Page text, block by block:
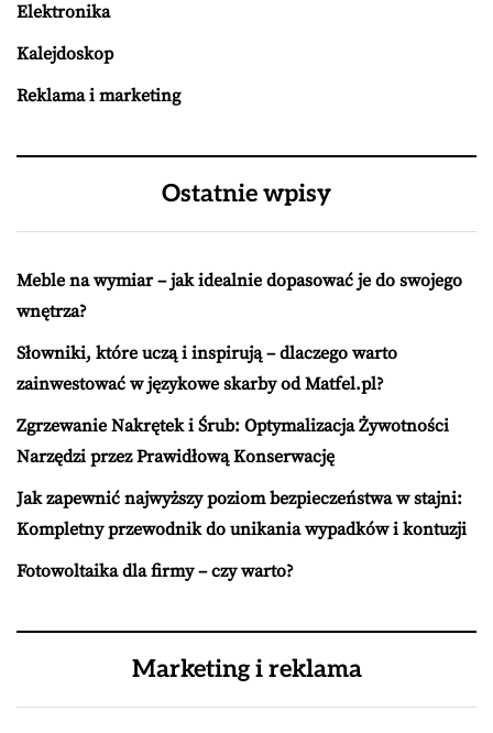
Elektronika
Kalejdoskop
Reklama i marketing
Ostatnie wpisy
Meble na wymiar – jak idealnie dopasować je do swojego
wnętrza?
Słowniki, które uczą i inspirują – dlaczego warto
zainwestować w językowe skarby od Matfel.pl?
Zgrzewanie Nakrętek i Śrub: Optymalizacja Żywotności
Narzędzi przez Prawidłową Konserwację
Jak zapewnić najwyższy poziom bezpieczeństwa w stajni:
Kompletny przewodnik do unikania wypadków i kontuzji
Fotowoltaika dla firmy – czy warto?
Marketing i reklama